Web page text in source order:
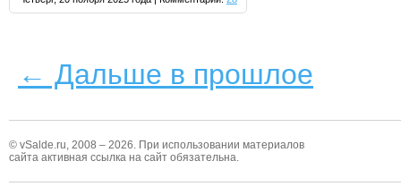
← Дальше в прошлое
© vSalde.ru, 2008 – 2026. При использовании материалов
сайта активная ссылка на сайт обязательна.